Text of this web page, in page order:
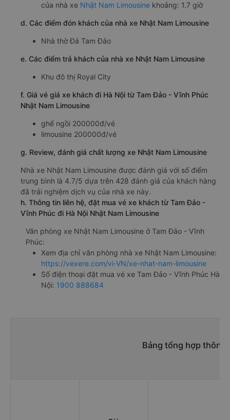
của nhà xe Nhật Nam Limousine khoảng: 1.7 giờ
d. Các điểm đón khách của nhà xe Nhật Nam Limousine
Nhà thờ Đá Tam Đảo
e. Các điểm trả khách của nhà xe Nhật Nam Limousine
Khu đô thị Royal City
f. Giá vé giá xe khách đi Hà Nội từ Tam Đảo - Vĩnh Phúc
Nhật Nam Limousine
ghế ngồi 200000đ/vé
limousine 200000đ/vé
g. Review, đánh giá chất lượng xe Nhật Nam Limousine
Nhà xe Nhật Nam Limousine được đánh giá với số điểm
trung bình là 4.7/5 dựa trên 428 đánh giá của khách hàng
đã trải nghiệm dịch vụ của nhà xe này.
h. Thông tin liên hệ, đặt mua vé xe khách từ Tam Đảo -
Vĩnh Phúc đi Hà Nội Nhật Nam Limousine
Văn phòng xe Nhật Nam Limousine ở Tam Đảo - Vĩnh
Phúc:
Xem địa chỉ văn phòng nhà xe Nhật Nam Limousine:
https://vexere.com/vi-VN/xe-nhat-nam-limousine
Số điện thoại đặt mua vé xe Tam Đảo - Vĩnh Phúc Hà
Nội: 1900 888684
Bảng tổng hợp thông